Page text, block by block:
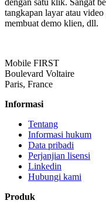
dengan satu klik. Sangat
tangkapan layar atau
membuat demo klien, dll.
Mobile FIRST
Boulevard Voltaire
Paris, France
Informasi
Tentang
Informasi hukum
Data pribadi
Perjanjian lisensi
Linkedin
Hubungi kami
Produk